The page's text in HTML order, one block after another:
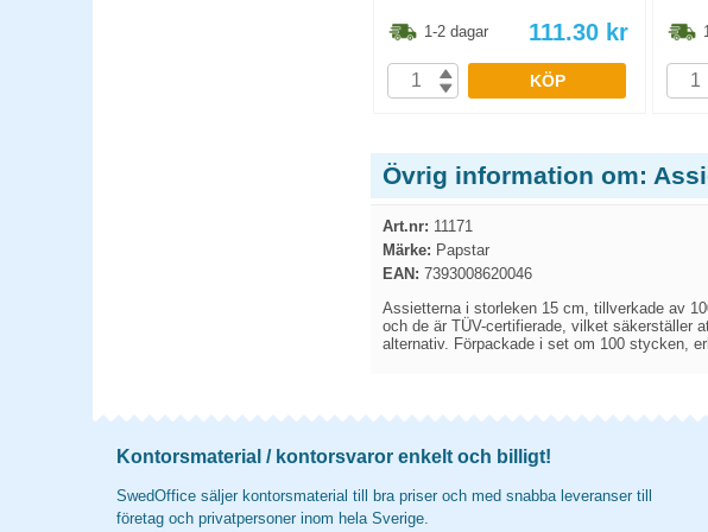
1-2 dagar 111.30 kr
KÖP
Övrig information om:
Art.nr: 11171
Märke: Papstar
EAN: 7393008620046
Assietterna i storleken 15 cm, tillverkade av
och de är TÜV-certifierade, vilket säkerställer
alternativ. Förpackade i set om 100 stycken,
Kontorsmaterial / kontorsvaror enkelt och billigt!
SwedOffice säljer kontorsmaterial till bra priser och med snabba leveranser till
företag och privatpersoner inom hela Sverige.